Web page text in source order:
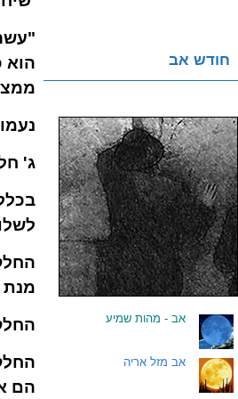
הוא
ג'
מנת
הם
חודש אב
אב - מהות שמיע
אב מזל אריה